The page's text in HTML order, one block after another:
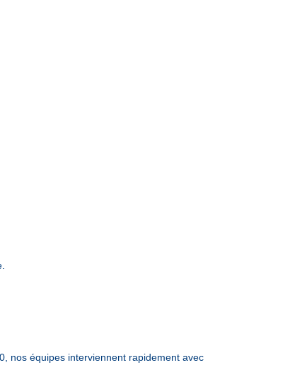
nos équipes interviennent rapidement avec